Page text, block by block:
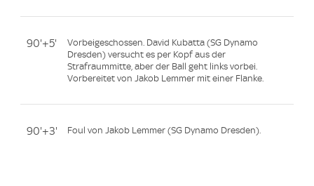
90'+5'
Vorbeigeschossen. David Kubatta (SG Dynamo
Dresden) versucht es per Kopf aus der
Strafraummitte, aber der Ball geht links vorbei.
Vorbereitet von Jakob Lemmer mit einer Flanke.
90'+3' Foul von Jakob Lemmer (SG Dynamo Dresden).